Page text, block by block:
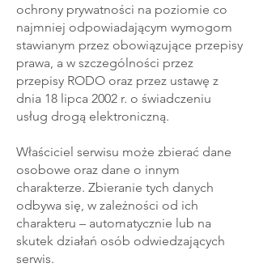
ochrony prywatności na poziomie co
najmniej odpowiadającym wymogom
stawianym przez obowiązujące przepisy
prawa, a w szczególności przez
przepisy RODO oraz przez ustawę z
dnia 18 lipca 2002 r. o świadczeniu
usług drogą elektroniczną.
Właściciel serwisu może zbierać dane
osobowe oraz dane o innym
charakterze. Zbieranie tych danych
odbywa się, w zależności od ich
charakteru – automatycznie lub na
skutek działań osób odwiedzających
serwis.